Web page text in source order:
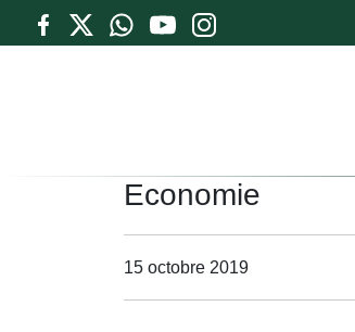
Economie
15 octobre 2019